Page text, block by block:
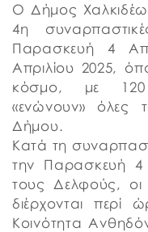
Ο Δήμος
4η
Παρασκευή 4
Απριλίου 2025,
κόσμο, με 120
«ενώνουν» όλες
Δήμου.
Κατά τη
την Παρασκευή 4
τους Δελφούς, οι
διέρχονται
Κοινότητα